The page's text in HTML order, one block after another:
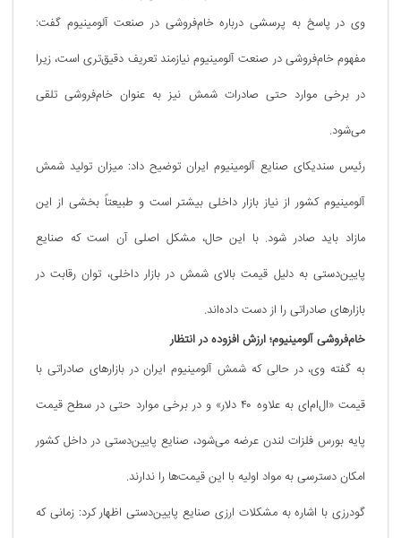
وی در پاسخ به پرسشی درباره خام‌فروشی در صنعت آلومینیوم گفت:
مفهوم خام‌فروشی در صنعت آلومینیوم نیازمند تعریف دقیق‌تری است، زیرا
در برخی موارد حتی صادرات شمش نیز به عنوان خام‌فروشی تلقی
می‌شود.
رئیس سندیکای صنایع آلومینیوم ایران توضیح داد: میزان تولید شمش
آلومینیوم کشور از نیاز بازار داخلی بیشتر است و طبیعتاً بخشی از این
مازاد باید صادر شود. با این حال، مشکل اصلی آن است که صنایع
پایین‌دستی به دلیل قیمت بالای شمش در بازار داخلی، توان رقابت در
بازارهای صادراتی را از دست داده‌اند.
خام‌فروشی آلومینیوم؛ ارزش افزوده در انتظار
به گفته وی، در حالی که شمش آلومینیوم ایران در بازارهای صادراتی با
قیمت «ال‌ام‌ای به علاوه ۴۰ دلار» و در برخی موارد حتی در سطح قیمت
پایه بورس فلزات لندن عرضه می‌شود، صنایع پایین‌دستی در داخل کشور
امکان دسترسی به مواد اولیه با این قیمت‌ها را ندارند.
گودرزی با اشاره به مشکلات ارزی صنایع پایین‌دستی اظهار کرد: زمانی که